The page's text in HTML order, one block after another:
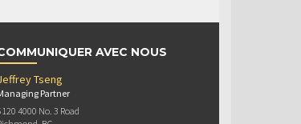
AVEC NOUS
Tseng
Partner
4000 No. 3 Road